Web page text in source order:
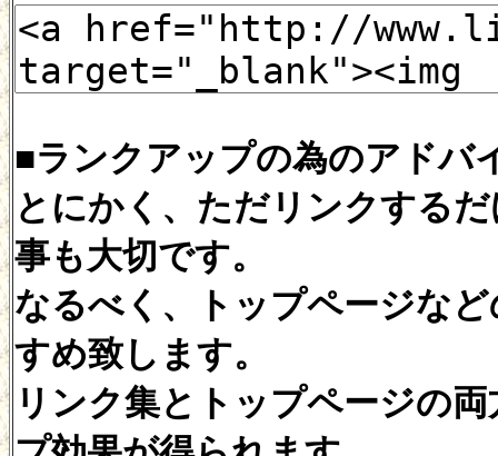
■ランクアップの為のアドバ
とにかく、ただリンクする
事も大切です。
なるべく、トップページな
すめ致します。
リンク集とトップページの